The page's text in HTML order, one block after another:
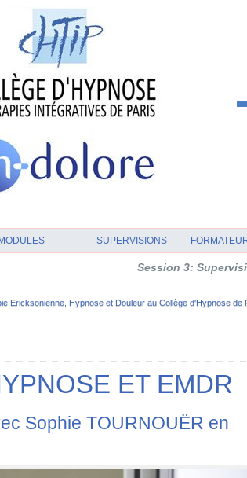
MODULES SUPERVISIONS
Session 3: Supervision et
Ericksonienne, Hypnose et Douleur au Collège d'Hypnose de
ET EMDR
Sophie TOURNOUËR en